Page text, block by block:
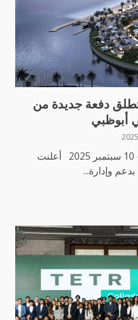
دفعة جديدة من
أبوظبي
بدعم من “ريبورتاج” أبوظبي – 10 سبتمبر 2025 أعلنت
وإدارة...